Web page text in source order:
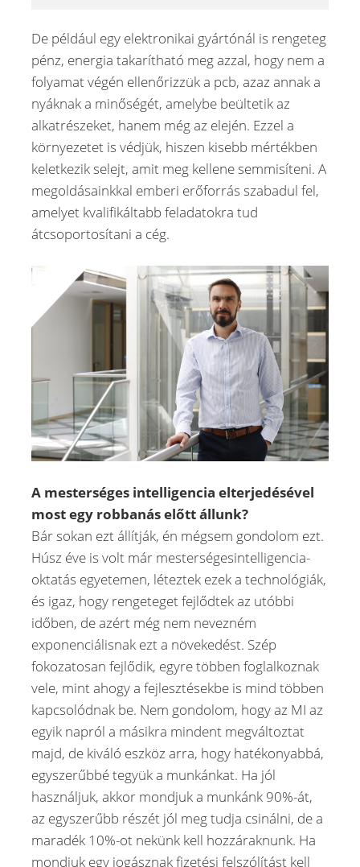
De például egy elektronikai gyártónál is rengeteg
pénz, energia takarítható meg azzal, hogy nem a
folyamat végén ellenőrizzük a pcb, azaz annak a
nyáknak a minőségét, amelybe beültetik az
alkatrészeket, hanem még az elején. Ezzel a
környezetet is védjük, hiszen kisebb mértékben
keletkezik selejt, amit meg kellene semmisíteni. A
megoldásainkkal emberi erőforrás szabadul fel,
amelyet kvalifikáltabb feladatokra tud
átcsoportosítani a cég.
A mesterséges intelligencia elterjedésével
most egy robbanás előtt állunk?
Bár sokan ezt állítják, én mégsem gondolom ezt.
Húsz éve is volt már mesterségesintelligencia-
oktatás egyetemen, léteztek ezek a technológiák,
és igaz, hogy rengeteget fejlődtek az utóbbi
időben, de azért még nem nevezném
exponenciálisnak ezt a növekedést. Szép
fokozatosan fejlődik, egyre többen foglalkoznak
vele, mint ahogy a fejlesztésekbe is mind többen
kapcsolódnak be. Nem gondolom, hogy az MI az
egyik napról a másikra mindent megváltoztat
majd, de kiváló eszköz arra, hogy hatékonyabbá,
egyszerűbbé tegyük a munkánkat. Ha jól
használjuk, akkor mondjuk a munkánk 90%-át,
az egyszerűbb részét jól meg tudja csinálni, de a
maradék 10%-ot nekünk kell hozzáraknunk. Ha
mondjuk egy jogásznak fizetési felszólítást kell